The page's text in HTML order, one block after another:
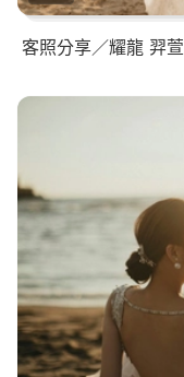
客照分享／耀龍 羿萱